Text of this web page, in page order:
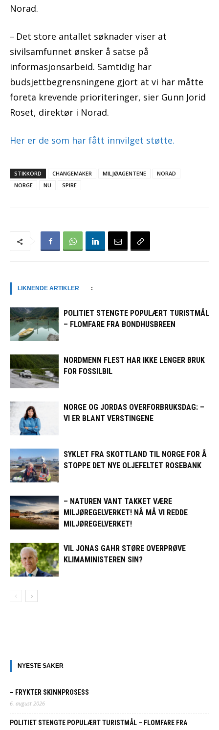
Norad.
– Det store antallet søknader viser at
sivilsamfunnet ønsker å satse på
informasjonsarbeid. Samtidig har
budsjettbegrensningene gjort at vi har måtte
foreta krevende prioriteringer, sier Gunn Jorid
Roset, direktør i Norad.
Her er de som har fått innvilget støtte.
STIKKORD CHANGEMAKER MILJØAGENTENE
NORAD
NORGE
NU SPIRE
LIKNENDE ARTIKLER :
POLITIET STENGTE POPULÆRT TURISTMÅL
– FLOMFARE FRA BONDHUSBREEN
NORDMENN FLEST HAR IKKE LENGER BRUK
FOR FOSSILBIL
NORGE OG JORDAS OVERFORBRUKSDAG: –
VI ER BLANT VERSTINGENE
SYKLET FRA SKOTTLAND TIL NORGE FOR Å
STOPPE DET NYE OLJEFELTET ROSEBANK
– NATUREN VANT TAKKET VÆRE
MILJØREGELVERKET! NÅ MÅ VI REDDE
MILJØREGELVERKET!
VIL JONAS GAHR STØRE OVERPRØVE
KLIMAMINISTEREN SIN?
NYESTE SAKER
– FRYKTER SKINNPROSESS
6. august 2026
POLITIET STENGTE POPULÆRT TURISTMÅL – FLOMFARE FRA